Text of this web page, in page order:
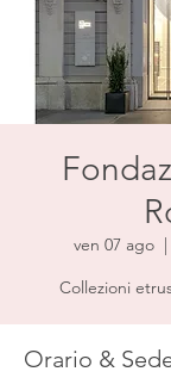
ven 07 ago
  |
Collezioni
Orario &